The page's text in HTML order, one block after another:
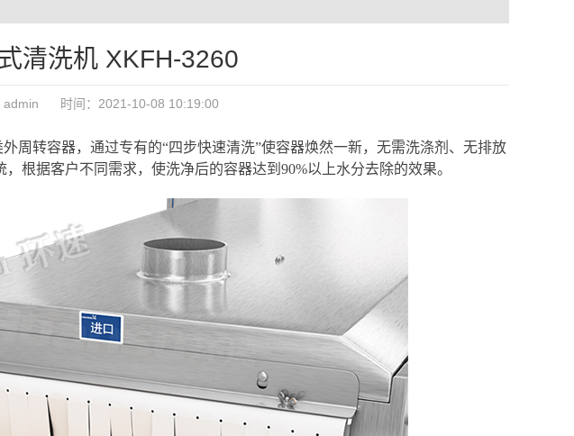
清洗机 XKFH-3260
admin 时间：2021-10-08 10:19:00
周转容器，通过专有的“四步快速清洗”使容器焕然一新，无需洗涤剂、无排放
根据客户不同需求，使洗净后的容器达到90%以上水分去除的效果。